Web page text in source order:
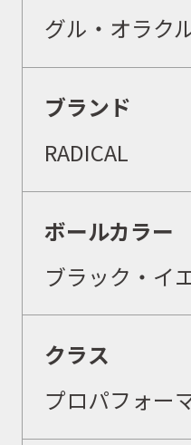
グル・オラク
ブランド
RADICAL
ボールカラー
ブラック・イ
クラス
プロパフォー